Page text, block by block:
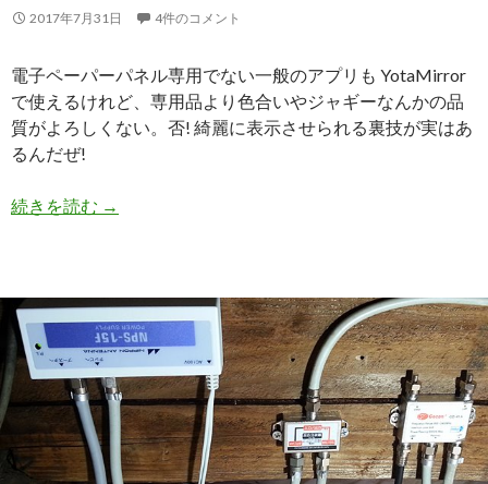
2017年7月31日 4件のコメント
電子ペーパーパネル専用でない一般のアプリも YotaMirror
で使えるけれど、専用品より色合いやジャギーなんかの品
質がよろしくない。否! 綺麗に表示させられる裏技が実はあ
るんだぜ!
続きを読む 【YotaPhone2】超美麗! YotaMirror モードの一
→